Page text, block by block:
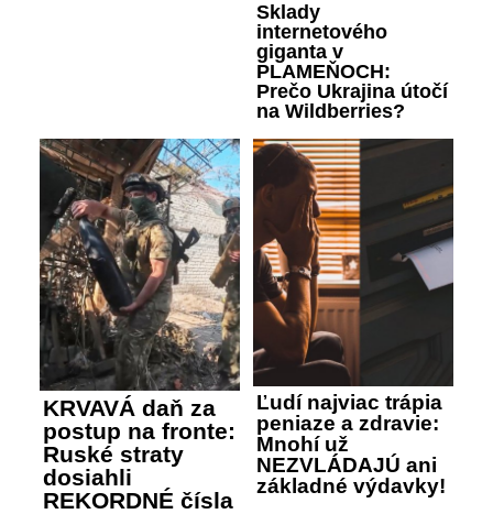
Sklady
internetového
giganta v
PLAMEŇOCH:
Prečo Ukrajina útočí
na Wildberries?
KRVAVÁ daň za
postup na fronte:
Ruské straty
dosiahli
REKORDNÉ čísla
Ľudí najviac trápia
peniaze a zdravie:
Mnohí už
NEZVLÁDAJÚ ani
základné výdavky!